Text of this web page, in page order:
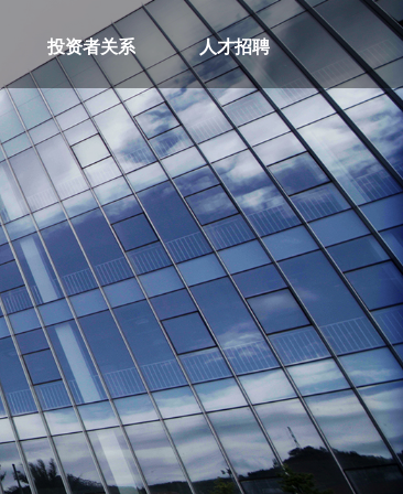
投资者关系 人才招聘